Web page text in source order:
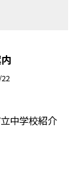
中学校紹介